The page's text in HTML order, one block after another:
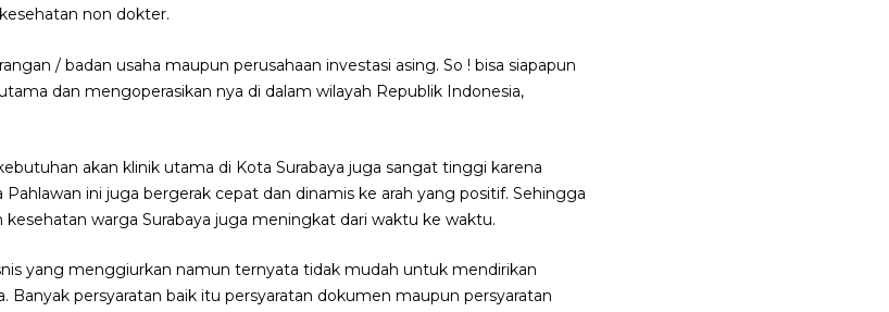
non dokter.
/ badan usaha maupun perusahaan investasi asing. So ! bisa siapapun
dan mengoperasikan nya di dalam wilayah Republik Indonesia,
akan klinik utama di Kota Surabaya juga sangat tinggi karena
ini juga bergerak cepat dan dinamis ke arah yang positif. Sehingga
warga Surabaya juga meningkat dari waktu ke waktu.
yang menggiurkan namun ternyata tidak mudah untuk mendirikan
Banyak persyaratan baik itu persyaratan dokumen maupun persyaratan